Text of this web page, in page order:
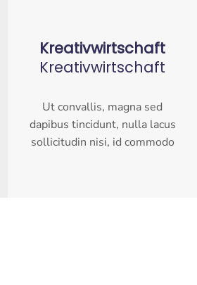
Kreativ­wirtschaft
Kreativ­wirtschaft
Ut convallis, magna sed
dapibus tincidunt, nulla lacus
sollicitudin nisi, id commodo